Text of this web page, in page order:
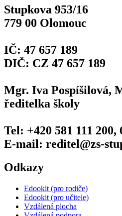
Stupkova 953/16
779 00 Olomouc
IČ: 47 657 189
DIČ: CZ 47 657 189
Mgr. Iva Pospíšilová,
ředitelka školy
Tel: +420 581 111 200,
E-mail: reditel@zs-
Odkazy
Edookit (pro rodiče)
Edookit (pro učitele)
Vzdálená plocha